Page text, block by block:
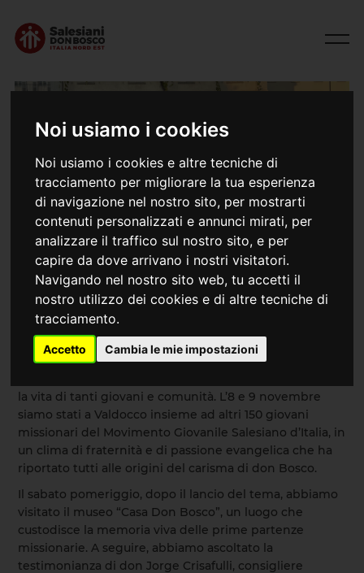
Noi usiamo i cookies
Noi usiamo i cookies e altre tecniche di
tracciamento per migliorare la tua esperienza
di navigazione nel nostro sito, per mostrarti
contenuti personalizzati e annunci mirati, per
analizzare il traffico sul nostro sito, e per
capire da dove arrivano i nostri visitatori.
Navigando nel nostro sito web, tu accetti il
nostro utilizzo dei cookies e di altre tecniche di
tracciamento.
Accetto Cambia le mie impostazioni
10/11/2025
Be a Mission
In occasione dei 150 anni dalla prima spedizione
missionaria salesiana, abbiamo vissuto due giorni
intensi per ringraziare, ripensare e rilanciare le
la vita di tanti giovani e comunità. L’8 e 9 novembre
siamo stati a Valdocco insieme ad altri 150 giovani
missionari del Movimento Giovanile Salesiano d’Italia, in
un clima di fraternità e di passione evangelica che ha
riportato tutti alle origini del carisma di don Bosco.
Il sabato pomeriggio, dopo il lancio del tema, abbiamo
visitato il museo “Casa Don Bosco”, un luogo che
custodisce la memoria viva delle prime partenze
missionarie. A seguire, abbiamo ascoltato la
testimonianza di don Jorge Crisafulli, consigliere